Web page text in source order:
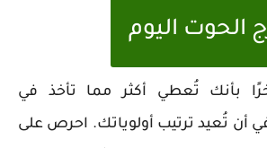
الحوت اليوم
بأنك تُعطي أكثر مما تأخذ في
أن تُعيد ترتيب أولوياتك. احرص على